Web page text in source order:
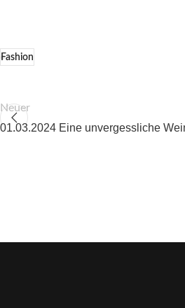
Fashion
Neuer
01.03.2024 Eine unvergessliche